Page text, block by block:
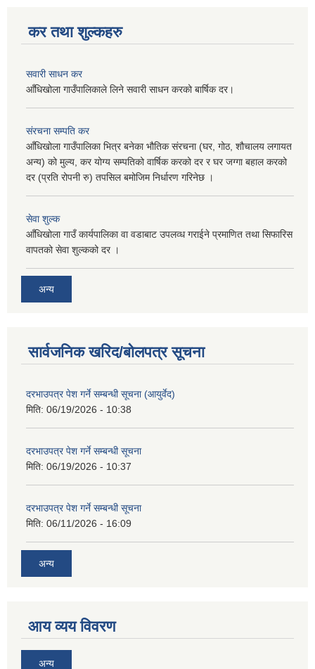
कर तथा शुल्कहरु
सवारी साधन कर
आँधिखोला गाउँपालिकाले लिने सवारी साधन करको बार्षिक दर।
संरचना सम्पति कर
आँधिखोला गाउँपालिका भित्र बनेका भौतिक संरचना (घर, गोठ, शौचालय लगायत
अन्य) को मुल्य, कर योग्य सम्पतिको वार्षिक करको दर र घर जग्गा बहाल करको
दर (प्रति रोपनी रु) तपसिल बमोजिम निर्धारण गरिनेछ ।
सेवा शुल्क
आँधिखोला गाउँ कार्यपालिका वा वडाबाट उपलव्ध गराईने प्रमाणित तथा सिफारिस
वापतको सेवा शुल्कको दर ।
अन्य
सार्वजनिक खरिद/बोलपत्र सूचना
दरभाउपत्र पेश गर्ने सम्बन्धी सूचना (आयुर्वेद)
मिति: 06/19/2026 - 10:38
दरभाउपत्र पेश गर्ने सम्बन्धी सूचना
मिति: 06/19/2026 - 10:37
दरभाउपत्र पेश गर्ने सम्बन्धी सूचना
मिति: 06/11/2026 - 16:09
अन्य
आय व्यय विवरण
अन्य